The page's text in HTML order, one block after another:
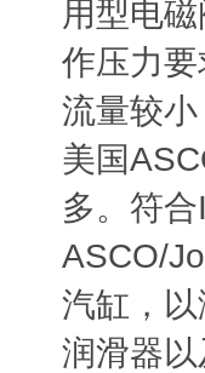
用型电
作压力
流量较
美国
多。符
ASCO/
汽缸，
润滑器